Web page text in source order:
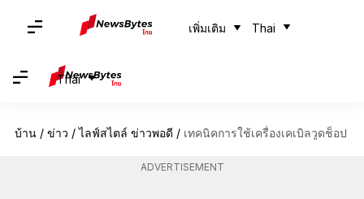
เพิ่มเติม Thai
Thai
บ้าน / ข่าว / ไลฟ์สไตล์ ข่าวพอดี / เทคนิคการใช้เครื่องเคเบิลวูดช็อป
ADVERTISEMENT